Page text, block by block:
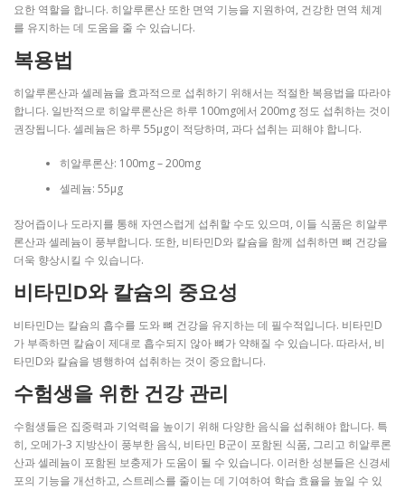
요한 역할을 합니다. 히알루론산 또한 면역 기능을 지원하여, 건강한 면역 체계
를 유지하는 데 도움을 줄 수 있습니다.
복용법
히알루론산과 셀레늄을 효과적으로 섭취하기 위해서는 적절한 복용법을 따라야
합니다. 일반적으로 히알루론산은 하루 100mg에서 200mg 정도 섭취하는 것이
권장됩니다. 셀레늄은 하루 55μg이 적당하며, 과다 섭취는 피해야 합니다.
히알루론산: 100mg – 200mg
셀레늄: 55μg
장어즙이나 도라지를 통해 자연스럽게 섭취할 수도 있으며, 이들 식품은 히알루
론산과 셀레늄이 풍부합니다. 또한, 비타민D와 칼슘을 함께 섭취하면 뼈 건강을
더욱 향상시킬 수 있습니다.
비타민D와 칼슘의 중요성
비타민D는 칼슘의 흡수를 도와 뼈 건강을 유지하는 데 필수적입니다. 비타민D
가 부족하면 칼슘이 제대로 흡수되지 않아 뼈가 약해질 수 있습니다. 따라서, 비
타민D와 칼슘을 병행하여 섭취하는 것이 중요합니다.
수험생을 위한 건강 관리
수험생들은 집중력과 기억력을 높이기 위해 다양한 음식을 섭취해야 합니다. 특
히, 오메가-3 지방산이 풍부한 음식, 비타민 B군이 포함된 식품, 그리고 히알루론
산과 셀레늄이 포함된 보충제가 도움이 될 수 있습니다. 이러한 성분들은 신경세
포의 기능을 개선하고, 스트레스를 줄이는 데 기여하여 학습 효율을 높일 수 있